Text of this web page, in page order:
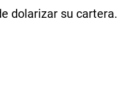
dolarizar su